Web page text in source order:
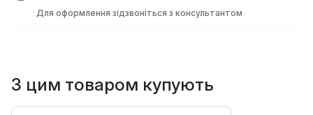
Для оформлення зідзвоніться з консультантом
З цим товаром купують